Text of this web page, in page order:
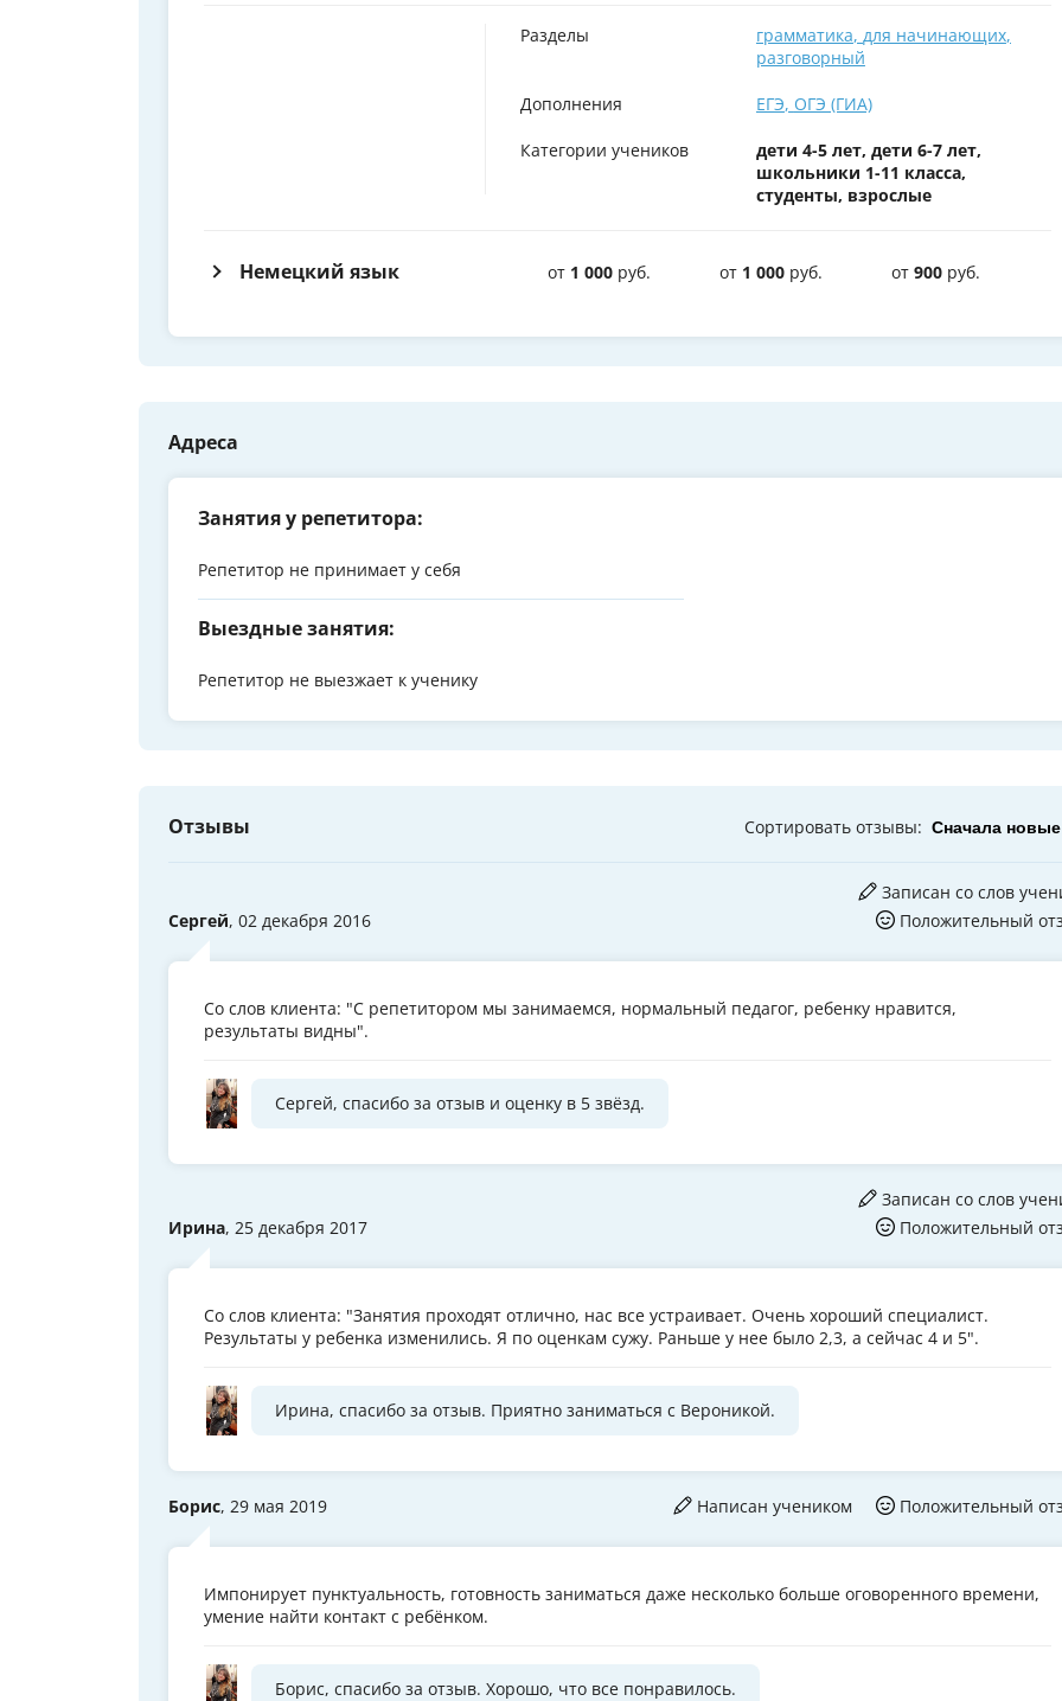
Разделы грамматика, для начинающих,
разговорный
Дополнения ЕГЭ, ОГЭ (ГИА)
Категории учеников
дети 4-5 лет, дети 6-7 лет,
школьники 1-11 класса,
студенты, взрослые
Немецкий язык от 1 000 руб. от 1 000 руб. от 900 руб.
Адреса
Занятия у репетитора:
Репетитор не принимает у себя
Выездные занятия:
Репетитор не выезжает к ученику
Отзывы Сортировать отзывы:
Сергей, 02 декабря 2016
Записан со слов
Положительный
Со слов клиента: "С репетитором мы занимаемся, нормальный педагог, ребенку нравится,
результаты видны".
Сергей, спасибо за отзыв и оценку в 5 звёзд.
Ирина, 25 декабря 2017
Записан со слов
Положительный
Со слов клиента: "Занятия проходят отлично, нас все устраивает. Очень хороший специалист.
Результаты у ребенка изменились. Я по оценкам сужу. Раньше у нее было 2,3, а сейчас 4 и 5".
Ирина, спасибо за отзыв. Приятно заниматься с Вероникой.
Борис, 29 мая 2019 Написан учеником Положительный
Импонирует пунктуальность, готовность заниматься даже несколько больше оговоренного времени,
умение найти контакт с ребёнком.
Борис, спасибо за отзыв. Хорошо, что все понравилось.